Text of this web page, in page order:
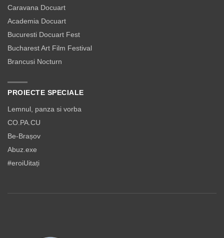
Caravana Docuart
Academia Docuart
Bucuresti Docuart Fest
Bucharest Art Film Festival
Brancusi Nocturn
PROIECTE SPECIALE
Lemnul, panza si vorba
CO.PA.CU
Be-Brașov
Abuz.exe
#eroiUitați